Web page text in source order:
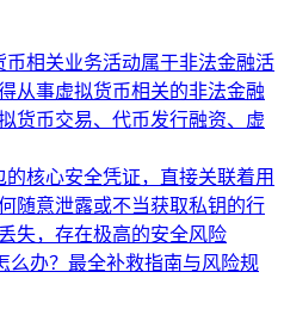
币相关业务活动属于非法金融活
从事虚拟货币相关的非法金融
货币交易、代币发行融资、虚
核心安全凭证，直接关联着用
随意泄露或不当获取私钥的行
失，存在极高的安全风险
么办？最全补救指南与风险规